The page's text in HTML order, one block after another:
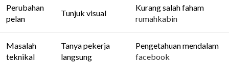
Perubahan
pelan
Tunjuk visual
Kurang salah faham
rumahkabin
Masalah
teknikal
Tanya pekerja
langsung
Pengetahuan mendalam
facebook